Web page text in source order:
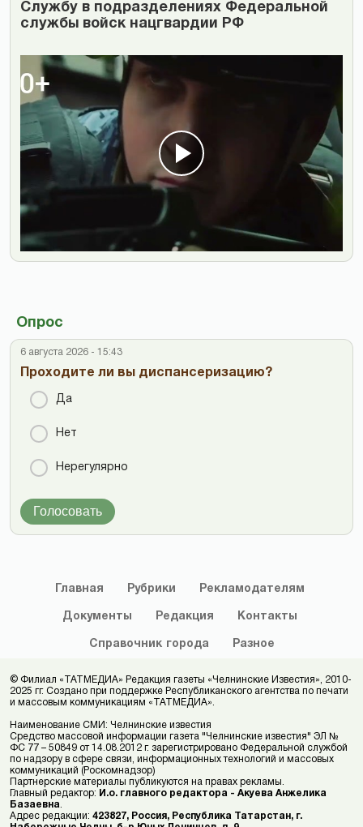
Cлужбу в подразделениях Федеральной
службы войск нацгвардии РФ
Опрос
6 августа 2026 - 15:43
Проходите ли вы диспансеризацию?
Да
Нет
Нерегулярно
Голосовать
Главная Рубрики Рекламодателям
Документы Редакция Контакты
Справочник города Разное
© Филиал «ТАТМЕДИА» Редакция газеты «Челнинские Известия», 2010-
2025 гг. Создано при поддержке Республиканского агентства по печати
и массовым коммуникациям «ТАТМЕДИА».
Наименование СМИ: Челнинские известия
Средство массовой информации газета "Челнинские известия" ЭЛ №
ФС 77 – 50849 от 14.08.2012 г. зарегистрировано Федеральной службой
по надзору в сфере связи, информационных технологий и массовых
коммуникаций (Роскомнадзор)
Партнерские материалы публикуются на правах рекламы.
Главный редактор: И.о. главного редактора - Акуева Анжелика
Базаевна
Адрес редакции: 423827, Россия, Республика Татарстан, г.